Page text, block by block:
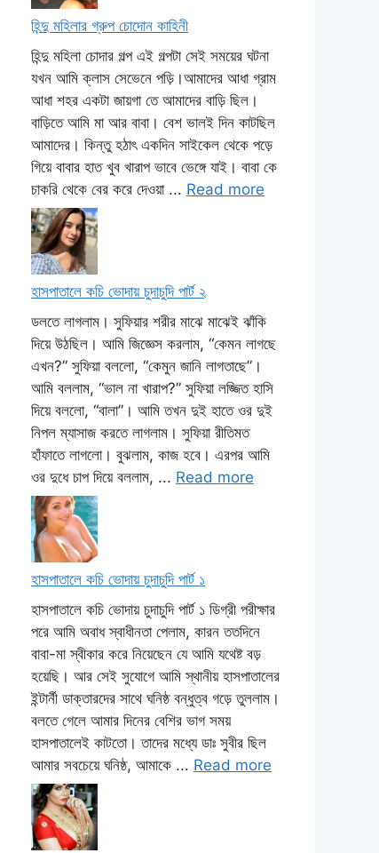
হিন্দু মহিলার গ্রুপ চোদোন কাহিনী
হিন্দু মহিলা চোদার গল্প এই গল্পটা সেই সময়ের ঘটনা
যখন আমি ক্লাস সেভেনে পড়ি।আমাদের আধা গ্রাম
আধা শহর একটা জায়গা তে আমাদের বাড়ি ছিল।
বাড়িতে আমি মা আর বাবা। বেশ ভালই দিন কাটছিল
আমাদের। কিন্তু হঠাৎ একদিন সাইকেল থেকে পড়ে
গিয়ে বাবার হাত খুব খারাপ ভাবে ভেঙ্গে যাই। বাবা কে
চাকরি থেকে বের করে দেওয়া ... Read more
হাসপাতালে কচি ভোদায় চুদাচুদি পার্ট ২
ডলতে লাগলাম। সুফিয়ার শরীর মাঝে মাঝেই ঝাঁকি
দিয়ে উঠছিল। আমি জিজ্ঞেস করলাম, “কেমন লাগছে
এখন?” সুফিয়া বললো, “কেমুন জানি লাগতাছে”।
আমি বললাম, “ভাল না খারাপ?” সুফিয়া লজ্জিত হাসি
দিয়ে বললো, “বালা”। আমি তখন দুই হাতে ওর দুই
নিপল ম্যাসাজ করতে লাগলাম। সুফিয়া রীতিমত
হাঁফাতে লাগলো। বুঝলাম, কাজ হবে। এরপর আমি
ওর দুধে চাপ দিয়ে বললাম, ... Read more
হাসপাতালে কচি ভোদায় চুদাচুদি পার্ট ১
হাসপাতালে কচি ভোদায় চুদাচুদি পার্ট ১ ডিগ্রী পরীক্ষার
পরে আমি অবাধ স্বাধীনতা পেলাম, কারন ততদিনে
বাবা-মা স্বীকার করে নিয়েছেন যে আমি যথেষ্ট বড়
হয়েছি। আর সেই সুযোগে আমি স্থানীয় হাসপাতালের
ইন্টার্নী ডাক্তারদের সাথে ঘনিষ্ঠ বন্ধুত্ব গড়ে তুললাম।
বলতে গেলে আমার দিনের বেশির ভাগ সময়
হাসপাতালেই কাটতো। তাদের মধ্যে ডাঃ সুবীর ছিল
আমার সবচেয়ে ঘনিষ্ঠ, আমাকে ... Read more